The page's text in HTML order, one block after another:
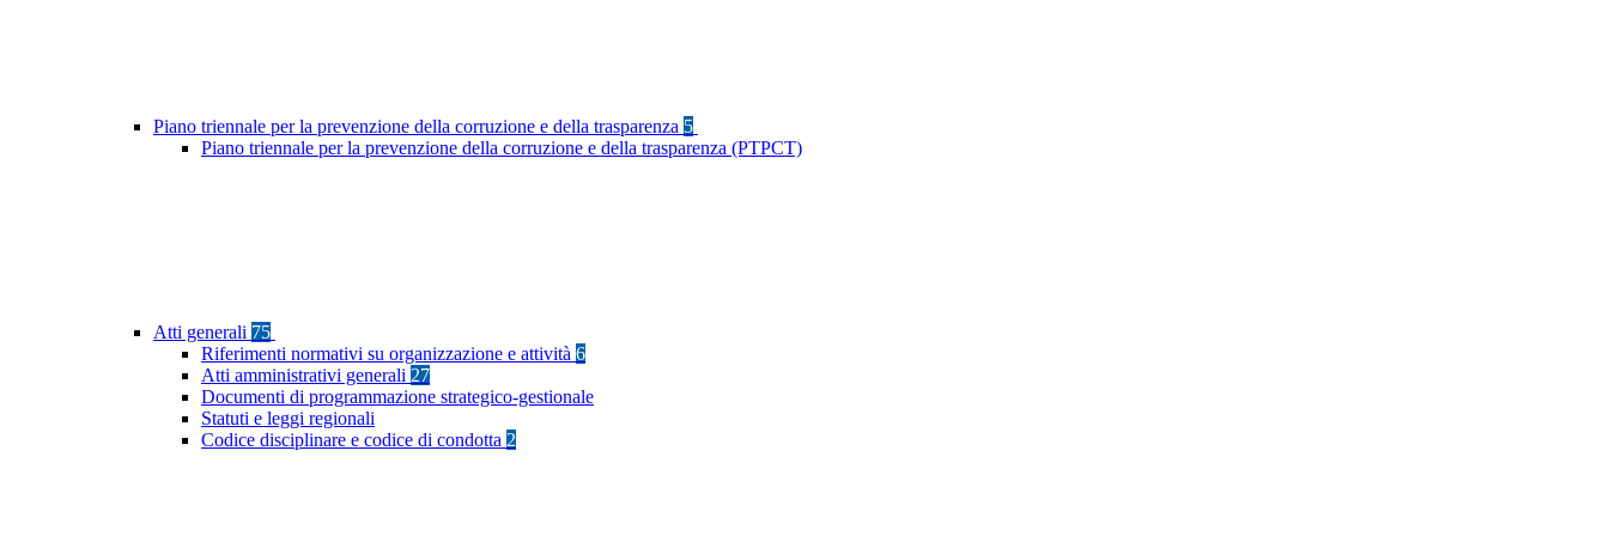
Piano triennale per la prevenzione della corruzione e della trasparenza 5
Piano triennale per la prevenzione della corruzione e della trasparenza (PTPCT)
Atti generali 75
Riferimenti normativi su organizzazione e attività 6
Atti amministrativi generali 27
Documenti di programmazione strategico-gestionale
Statuti e leggi regionali
Codice disciplinare e codice di condotta 2